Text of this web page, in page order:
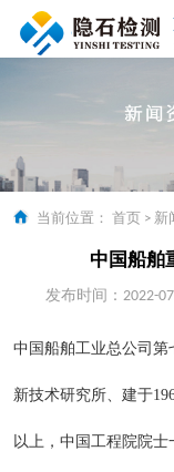
当前位置： 首页 > 新
中国船舶
发布时间：2022-
中国船舶工业总公司第
新技术研究所、建于
以上，中国工程院院士